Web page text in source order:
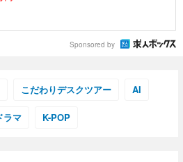
Sponsored by
こだわりデスクツアー AI
ラマ K-POP